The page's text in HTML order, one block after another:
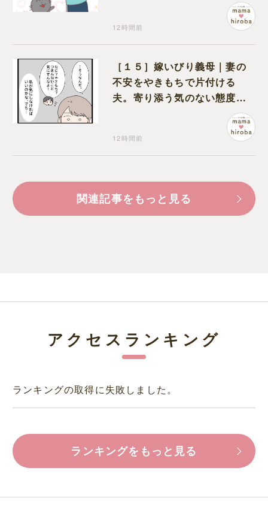
12時間前
［１５］嫁いびり義母｜妻の
不安をやきもちで片付ける
夫。寄り添う気のない態度に
12時間前
関連記事をもっと見る
アクセスランキング
ランキングの取得に失敗しました。
ランキングをもっと見る